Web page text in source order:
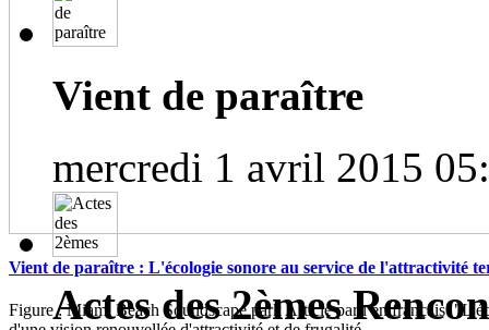
Vient de paraître : L'écologie sonore au service de l'attractivité
Figure : Miami Beach Soundscape park Article paru en français
Vient de paraître
mercredi 1 avril 2015
Actes des 2èmes